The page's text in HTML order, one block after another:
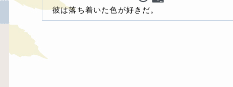
彼は落ち着いた色が好きだ。